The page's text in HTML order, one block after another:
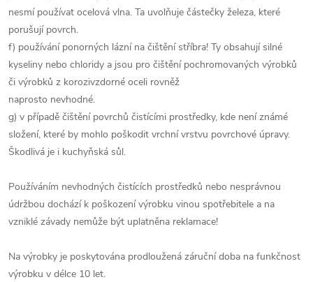
nesmí používat ocelová vlna. Ta uvolňuje částečky železa, které
porušují povrch.
f) používání ponorných lázní na čištění stříbra! Ty obsahují silné
kyseliny nebo chloridy a jsou pro čištění pochromovaných výrobků
či výrobků z korozivzdorné oceli rovněž
naprosto nevhodné.
g) v případě čištění povrchů čistícími prostředky, kde není známé
složení, které by mohlo poškodit vrchní vrstvu povrchové úpravy.
Škodlivá je i kuchyňská sůl.
Používáním nevhodných čistících prostředků nebo nesprávnou
údržbou dochází k poškození výrobku vinou spotřebitele a na
vzniklé závady nemůže být uplatněna reklamace!
Na výrobky je poskytována prodloužená záruční doba na funkčnost
výrobku v délce 10 let.